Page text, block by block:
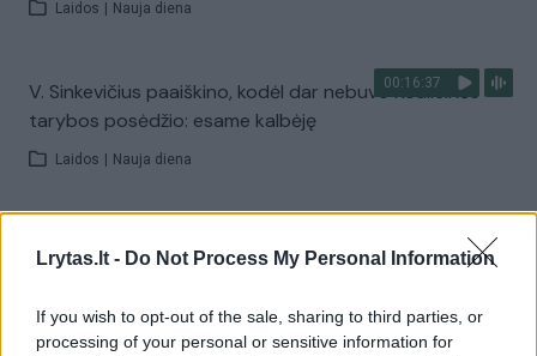
Lrytas.lt - Do Not Process My Personal Information
If you wish to opt-out of the sale, sharing to third parties, or
processing of your personal or sensitive information for
Laidos Nauja diena
00:16:37
V. Sinkevičius paaiškino, kodėl dar nebuvo Koalicinės
tarybos posėdžio: esame kalbėję
Laidos Nauja diena
00:01:31
Pamatykite atsisveikinimo su K. Prunskiene akimirkas:
amžinojo poilsio ji atguls Antakalnio kapinėse
Žinios | Lietuvos diena